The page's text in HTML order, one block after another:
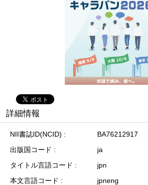
詳細情報
NII書誌ID(NCID)
BA76212917
出版国コード
ja
タイトル言語コード
jpn
本文言語コード
jpneng